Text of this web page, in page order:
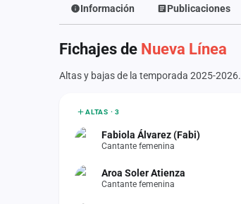
Información Publicaciones
Fichajes de Nueva Línea
Altas y bajas de la temporada 2025-2026.
ALTAS · 3
Fabiola Álvarez (Fabi)
Cantante femenina
Aroa Soler Atienza
Cantante femenina
Iniciar sesión
Crear cuenta